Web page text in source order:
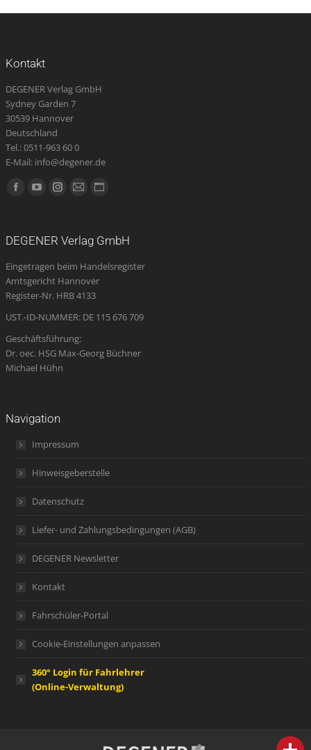
Kontakt
DEGENER Verlag GmbH
Sydney Garden 7
30539 Hannover
Deutschland
Tel.: 0511-963 60 0
E-Mail: info@degener.de
Finden Sie uns auf:
Facebook
new
window
YouTube
new
window
Instagram
new
window
E-
opens
in
new
Website
new
DEGENER Verlag GmbH
Eingetragen beim Handelsregister
Amtsgericht Hannover
Register-Nr. HRB 4133
UST.-ID-NUMMER: DE 115 676 709
Geschäftsführung:
Dr. oec. HSG Max-Georg Büchner
Michael Hühn
Navigation
Impressum
Hinweisgeberstelle
Datenschutz
Liefer- und Zahlungsbedingungen (AGB)
DEGENER Newsletter
Kontakt
Fahrschüler-Portal
Cookie-Einstellungen anpassen
360° Login für Fahrlehrer
(Online-Verwaltung)
person IHR FACHBERATER